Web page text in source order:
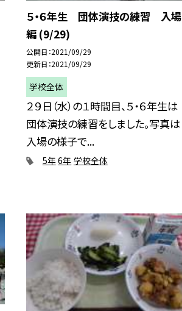
５・６年生 団体演技の練習 入場
編 (9/29)
公開日 2021/09/29
更新日 2021/09/29
学校全体
２９日（水）の１時間目、５・６年生は
団体演技の練習をしました。写真は
入場の様子で...
5年6年 学校全体